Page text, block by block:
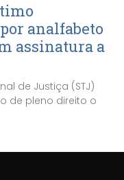
analfabeto
assinatura a
de Justiça (STJ)
de pleno direito o